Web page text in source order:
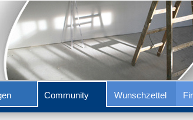
Community Wunschzettel